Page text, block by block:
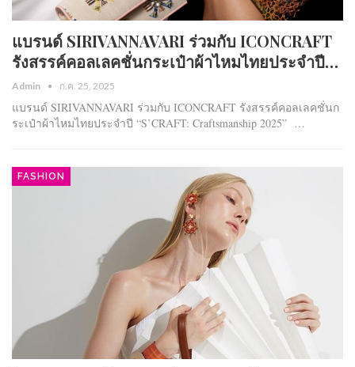
แบรนด์ SIRIVANNAVARI ร่วมกับ ICONCRAFT
รังสรรค์คอลเลคชั่นกระเป๋าผ้าไหมไทยประจำปี…
Admin ก.ค. 25, 2025
แบรนด์ SIRIVANNAVARI ร่วมกับ ICONCRAFT รังสรรค์คอลเลคชั่นก
ระเป๋าผ้าไหมไทยประจำปี “S’CRAFT: Craftsmanship 2025” …
FASHION